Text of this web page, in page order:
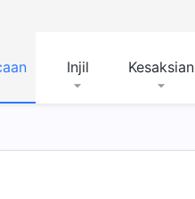
Injil Kesaksian